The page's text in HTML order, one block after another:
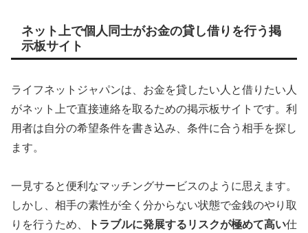
ネット上で個人同士がお金の貸し借りを行う掲
示板サイト
ライフネットジャパンは、お金を貸したい人と借りたい人
がネット上で直接連絡を取るための掲示板サイトです。利
用者は自分の希望条件を書き込み、条件に合う相手を探し
ます。
一見すると便利なマッチングサービスのように思えます。
しかし、相手の素性が全く分からない状態で金銭のやり取
りを行うため、
トラブルに発展するリスクが極めて高い仕